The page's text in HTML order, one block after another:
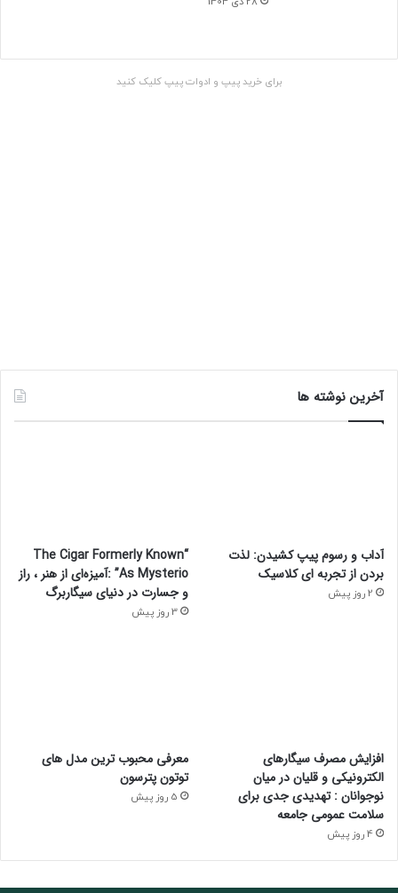
برای خرید پیپ و ادوات پیپ کلیک کنید
آخرین نوشته ها
آداب و رسوم پیپ کشیدن: لذت
بردن از تجربه ای کلاسیک
2 روز پیش
“The Cigar Formerly Known
As Mysterio” :آمیزه‌ای از هنر ، راز
و جسارت در دنیای سیگاربرگ
3 روز پیش
افزایش مصرف سیگارهای
الکترونیکی و قلیان در میان
نوجوانان : تهدیدی جدی برای
سلامت عمومی جامعه
4 روز پیش
معرفی محبوب ترین مدل های
توتون پترسون
5 روز پیش